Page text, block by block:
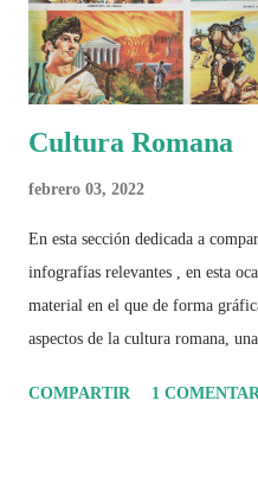
Cultura Romana
febrero 03, 2022
En esta sección dedicada a
infografías relevantes , en esta
material en el que de forma
aspectos de la cultura romana,
COMPARTIR
1